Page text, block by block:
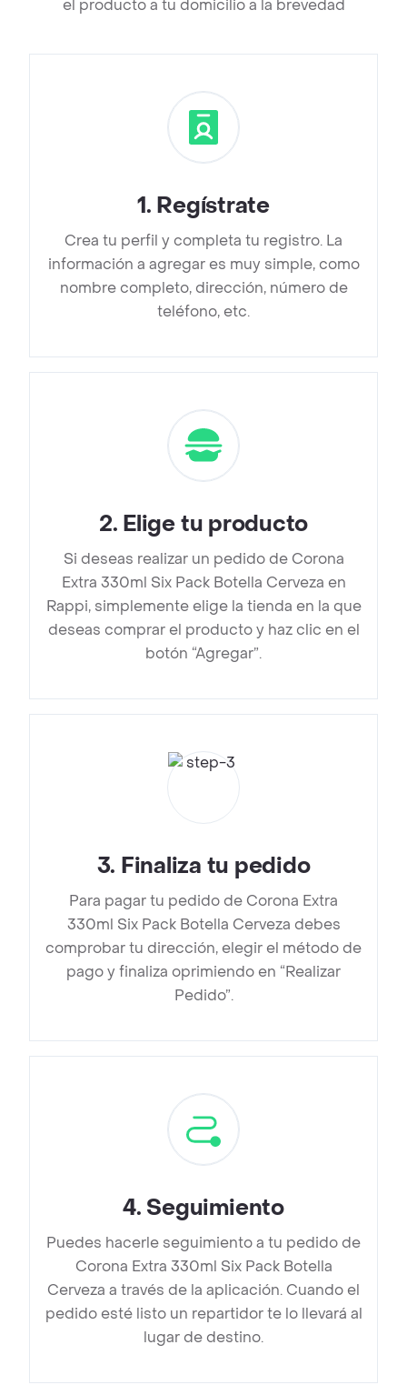
el producto a tu domicilio a la brevedad
1. Regístrate
Crea tu perfil y completa tu registro. La
información a agregar es muy simple, como
nombre completo, dirección, número de
teléfono, etc.
2. Elige tu producto
Si deseas realizar un pedido de Corona
Extra 330ml Six Pack Botella Cerveza en
Rappi, simplemente elige la tienda en la que
deseas comprar el producto y haz clic en el
botón “Agregar”.
3. Finaliza tu pedido
Para pagar tu pedido de Corona Extra
330ml Six Pack Botella Cerveza debes
comprobar tu dirección, elegir el método de
pago y finaliza oprimiendo en “Realizar
Pedido”.
4. Seguimiento
Puedes hacerle seguimiento a tu pedido de
Corona Extra 330ml Six Pack Botella
Cerveza a través de la aplicación. Cuando el
pedido esté listo un repartidor te lo llevará al
lugar de destino.